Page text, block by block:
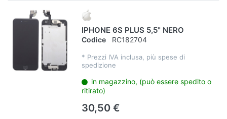
IPHONE 6S PLUS 5,5" NERO
Codice RC182704
* Prezzi IVA inclusa, più spese di
spedizione
in magazzino, (può essere spedito o
ritirato)
30,50 €